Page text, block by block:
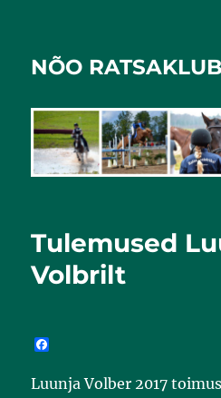
NÕO
Tulemused
Volbrilt
e
Luunja Volber 2017